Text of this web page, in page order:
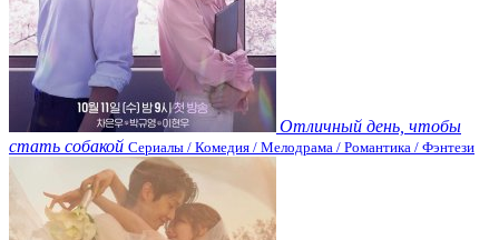
Отличный день, чтобы
стать собакой Сериалы / Комедия / Мелодрама / Романтика / Фэнтези